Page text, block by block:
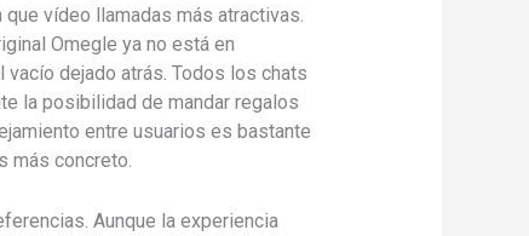
vídeo llamadas más atractivas.
Omegle ya no está en
vacío dejado atrás. Todos los chats
la posibilidad de mandar regalos
entre usuarios es bastante
más concreto.
Aunque la experiencia